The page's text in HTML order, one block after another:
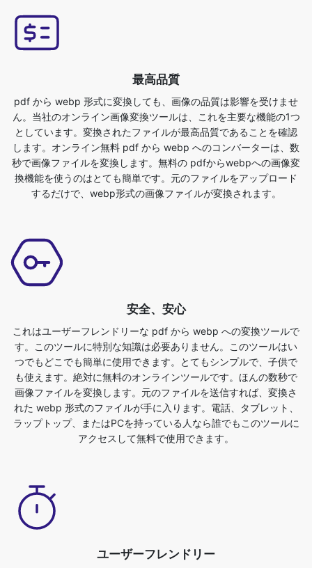
pdf から webp 形式に変換しても、画像の品質は影響を受けませ
としています。変換されたファイルが最高品質であることを確認
します。オンライン無料 pdf から webp へのコンバーターは、数
秒で画像ファイルを変換します。無料の pdfからwebpへの画像変
換機能を使うのはとても簡単です。元のファイルをアップロード
するだけで、webp形式の画像ファイルが変換されます。
これはユーザーフレンドリーな pdf から webp への変換ツールで
す。このツールに特別な知識は必要ありません。このツールはい
つでもどこでも簡単に使用できます。とてもシンプルで、子供で
も使えます。絶対に無料のオンラインツールです。ほんの数秒で
画像ファイルを変換します。元のファイルを送信すれば、変換さ
れた webp 形式のファイルが手に入ります。電話、タブレット、
ラップトップ、またはPCを持っている人なら誰でもこのツールに
アクセスして無料で使用できます。
pdfからwebpへの画像変換は完全に無料で、どのウェブブラウザ
でも使用できます。ファイルの安全性とプライバシーを保証しま
す。ファイルは完全に保護されており、変換後に自動的に削除さ
れます。ニーズに最も合うように、画像ファイルは強力なサーバ